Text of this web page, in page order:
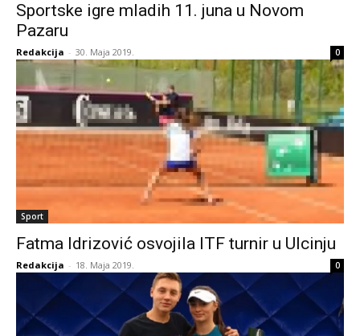
Sportske igre mladih 11. juna u Novom
Pazaru
Redakcija - 30. Maja 2019. 0
Sport
Fatma Idrizović osvojila ITF turnir u Ulcinju
Redakcija - 18. Maja 2019. 0